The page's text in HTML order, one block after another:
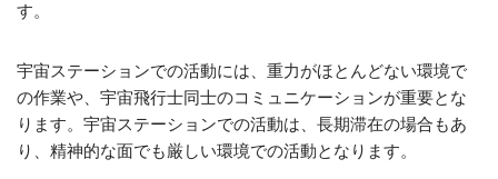
す。
宇宙ステーションでの活動には、重力がほとんどない環境で
の作業や、宇宙飛行士同士のコミュニケーションが重要とな
ります。宇宙ステーションでの活動は、長期滞在の場合もあ
り、精神的な面でも厳しい環境での活動となります。